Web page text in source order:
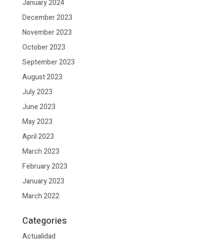
January 2024
December 2023
November 2023
October 2023
September 2023
August 2023
July 2023
June 2023
May 2023
April 2023
March 2023
February 2023
January 2023
March 2022
Categories
Actualidad